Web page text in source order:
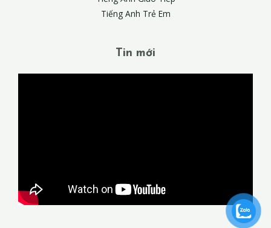
Tiếng Anh Trẻ Em
Tin mới